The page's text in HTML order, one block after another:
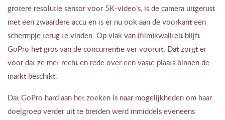
grotere resolutie sensor voor 5K-video’s, is de camera uitgerust
met een zwaardere accu en is er nu ook aan de voorkant een
schermpje terug te vinden. Op vlak van (film)kwaliteit blijft
GoPro het gros van de concurrentie ver vooruit. Dat zorgt er
voor dat ze met recht en rede over een vaste plaats binnen de
markt beschikt.
Dat GoPro hard aan het zoeken is naar mogelijkheden om haar
doelgroep verder uit te breiden werd inmiddels eveneens